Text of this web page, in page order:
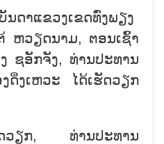
ນດາແຂວງເຂດທົ່ງພຽງ
ຫວຽດນາມ, ຕອນເຊົ້າ
ຊອັກຈັງ, ທ່ານປະທານ
ດິ່ງເຫວະ ໄດ້ເຮັດວຽກ
ດວຽກ, ທ່ານປະທານ